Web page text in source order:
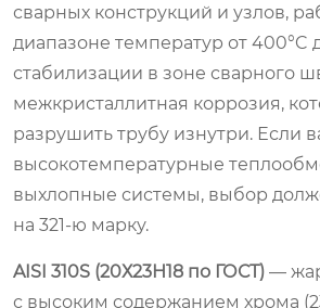
сварных конструкций и узлов,
диапазоне температур от 400°C
стабилизации в зоне сварного
межкристаллитная коррозия,
разрушить трубу изнутри. Если
высокотемпературные
выхлопные системы, выбор
на 321-ю марку.
AISI 310S (20Х23Н18 по ГОСТ) —
с высоким содержанием хрома